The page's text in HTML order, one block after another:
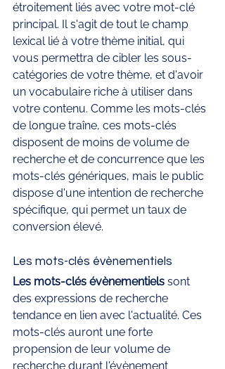
étroitement liés avec votre mot-clé
principal. Il s'agit de tout le champ
lexical lié à votre thème initial, qui
vous permettra de cibler les sous-
catégories de votre thème, et d'avoir
un vocabulaire riche à utiliser dans
votre contenu. Comme les mots-clés
de longue traîne, ces mots-clés
disposent de moins de volume de
recherche et de concurrence que les
mots-clés génériques, mais le public
dispose d'une intention de recherche
spécifique, qui permet un taux de
conversion élevé.
Les mots-clés évènementiels
Les mots-clés évènementiels sont
des expressions de recherche
tendance en lien avec l'actualité. Ces
mots-clés auront une forte
propension de leur volume de
recherche durant l'évènement